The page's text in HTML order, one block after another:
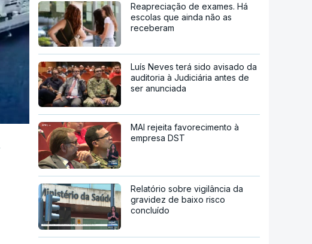
Reapreciação de exames. Há
escolas que ainda não as
receberam
Luís Neves terá sido avisado da
auditoria à Judiciária antes de
ser anunciada
MAI rejeita favorecimento à
empresa DST
Relatório sobre vigilância da
gravidez de baixo risco
concluído